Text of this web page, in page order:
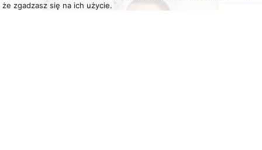
że zgadzasz się na ich użycie.